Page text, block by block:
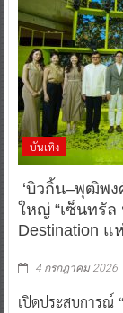
บันเทิง
‘บิวกิ้น–พุฒิพง
ใหญ่ “เซ็นทรัล
Destination แ
4 กรกฎาคม 2026
เปิดประสบการณ์